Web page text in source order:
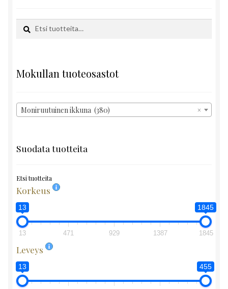
Etsi:
Haku
Mokullan tuoteosastot
×
Moniruutuinen ikkuna (380)
Suodata tuotteita
Etsi tuotteita
Korkeus
13 1845
13 471 929 1387 1845
Leveys
13 455